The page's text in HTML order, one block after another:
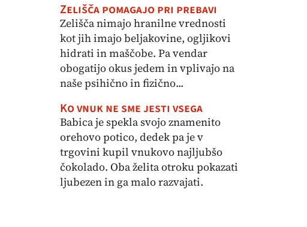
Zelišča pomagajo pri prebavi
Zelišča nimajo hranilne vrednosti
kot jih imajo beljakovine, ogljikovi
hidrati in maščobe. Pa vendar
obogatijo okus jedem in vplivajo na
naše psihično in fizično...
Ko vnuk ne sme jesti vsega
Babica je spekla svojo znamenito
orehovo potico, dedek pa je v
trgovini kupil vnukovo najljubšo
čokolado. Oba želita otroku pokazati
ljubezen in ga malo razvajati.